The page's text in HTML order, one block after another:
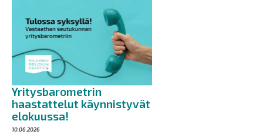
Yritysbarometrin
haastattelut käynnistyvät
elokuussa!
10.06.2026